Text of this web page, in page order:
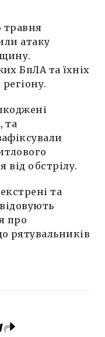
травня
атаку
БпЛА та їхніх
та
від обстрілу.
та
про
рятувальників